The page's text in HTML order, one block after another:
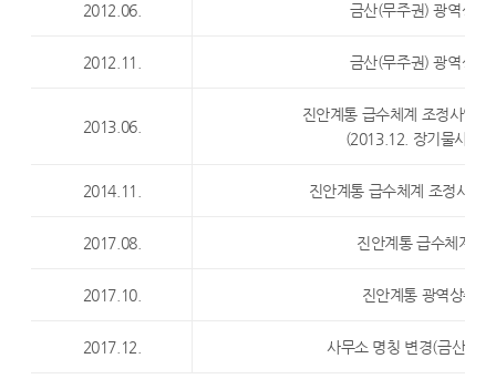
2012.06. 금산(무주권) 광역상수
2012.11. 금산(무주권) 광역상수
2013.06.
진안계통 급수체계 조정사업
(2013.12. 장기물사용
2014.11. 진안계통 급수체계 조정사업
2017.08. 진안계통 급수체계조
2017.10. 진안계통 광역상수
2017.12. 사무소 명칭 변경(금산권